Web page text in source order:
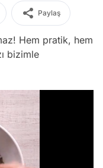
Paylaş
Hem pratik, hem
bizimle